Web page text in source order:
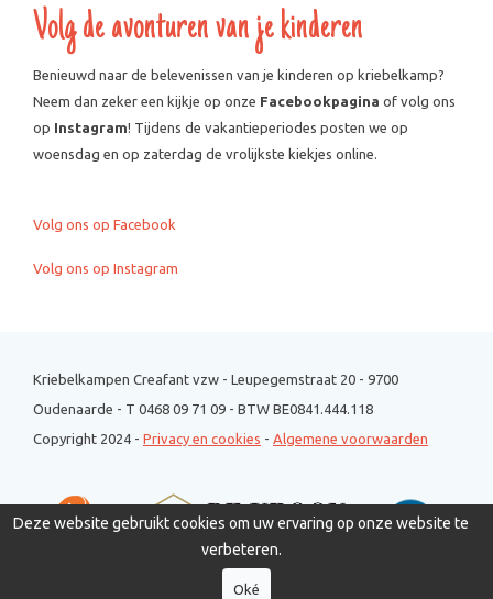
Volg de avonturen van je kinderen
Benieuwd naar de belevenissen van je kinderen op kriebelkamp?
Neem dan zeker een kijkje op onze Facebookpagina of volg ons
op Instagram! Tijdens de vakantieperiodes posten we op
woensdag en op zaterdag de vrolijkste kiekjes online.
Volg ons op Facebook
Volg ons op Instagram
Kriebelkampen Creafant vzw - Leupegemstraat 20 - 9700
Oudenaarde - T 0468 09 71 09 - BTW BE0841.444.118
Copyright 2024 - Privacy en cookies - Algemene voorwaarden
Deze website gebruikt cookies om uw ervaring op onze website te
verbeteren.
Oké